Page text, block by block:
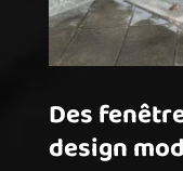
Des
design